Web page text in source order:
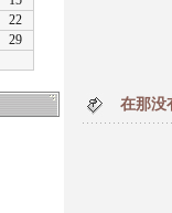
在那没